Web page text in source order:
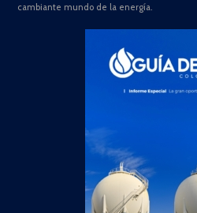
cambiante mundo de la energía.